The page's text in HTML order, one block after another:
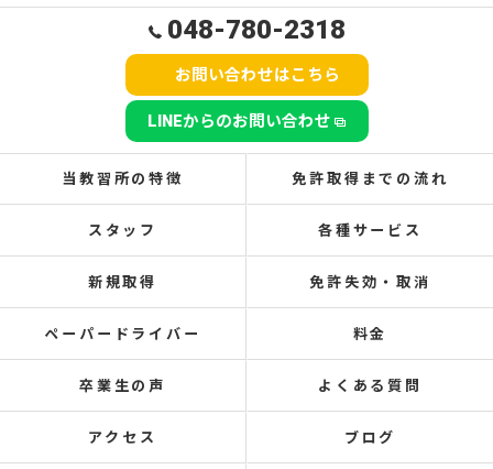
048-780-2318
お問い合わせはこちら
LINEからのお問い合わせ
当教習所の特徴 免許取得までの流れ
スタッフ 各種サービス
新規取得 免許失効・取消
ペーパードライバー 料金
卒業生の声 よくある質問
アクセス ブログ